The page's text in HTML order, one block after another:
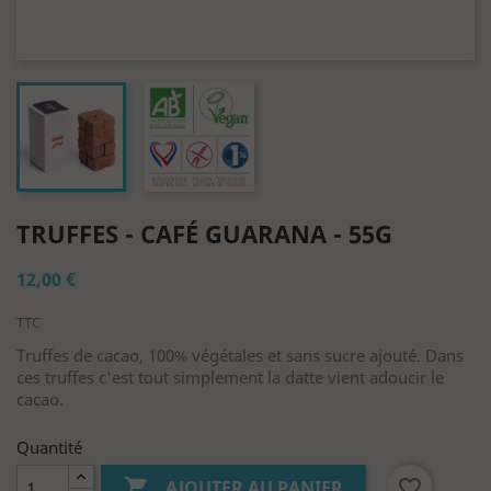
TRUFFES - CAFÉ GUARANA - 55G
12,00 €
TTC
Truffes de cacao, 100% végétales et sans sucre ajouté. Dans
ces truffes c'est tout simplement la datte vient adoucir le
cacao.
Quantité